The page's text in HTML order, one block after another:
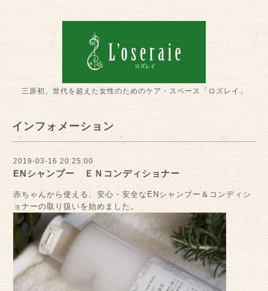
三原初。世代を超えた女性のためのケア・スペース「ロズレイ」
インフォメーション
2019-03-16 20:25:00
ENシャンプー ＥＮコンディショナー
赤ちゃんから使える、安心・安全なENシャンプー＆コンディシ
ョナーの取り扱いを始めました。